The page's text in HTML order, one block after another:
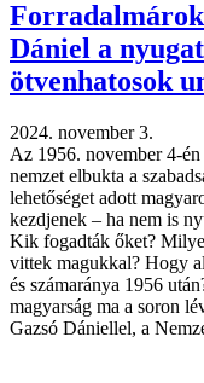
Forradalmárok
Dániel a
ötvenhatosok
2024. november 3.
Az 1956. november 4-
nemzet elbukta a
lehetőséget adott
kezdjenek – ha nem is
Kik fogadták őket?
vittek magukkal? Hogy
és számaránya 1956
magyarság ma a soron
Gazsó Dániellel, a